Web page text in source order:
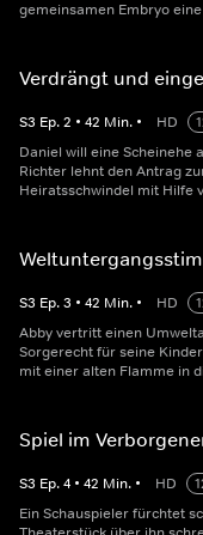
gemeinsamen Embryo
Verdrängt und
S3 Ep.2 • 42 Min. • HD
Daniel will eine Scheinehe
Richter lehnt den Antrag
Heiratsschwindel mit Hilfe
S3 Ep.3 • 42 Min. • HD
Abby vertritt einen
Sorgerecht für seine
mit einer alten Flamme in
Spiel im
S3 Ep.4 • 42 Min. • HD
Ein Schauspieler fürchtet